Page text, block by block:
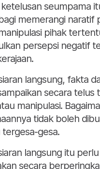
seumpama
memerangi naratif
pihak
persepsi negatif
langsung, fakta
secara telus
manipulasi.
tidak boleh
tergesa-gesa.
langsung itu perlu
secara